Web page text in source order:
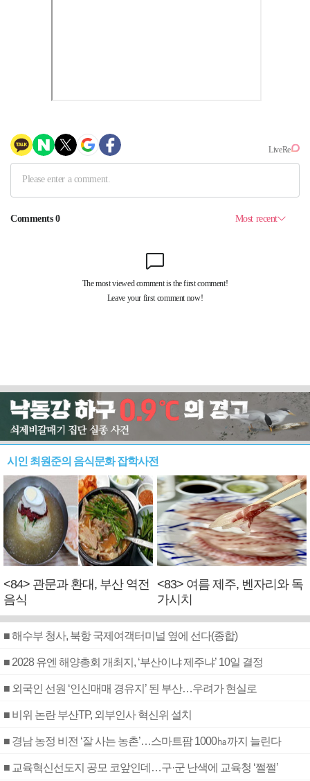
시인 최원준의 음식문화 잡학사전
<84> 관문과 환대, 부산 역전
음식
<83> 여름 제주, 벤자리와 독
가시치
■ 해수부 청사, 북항 국제여객터미널 옆에 선다(종합)
■ 2028 유엔 해양총회 개최지, ‘부산이냐 제주냐’ 10일 결정
■ 외국인 선원 ‘인신매매 경유지’ 된 부산…우려가 현실로
■ 비위 논란 부산TP, 외부인사 혁신위 설치
■ 경남 농정 비전 ‘잘 사는 농촌’…스마트팜 1000㏊까지 늘린다
■ 교육혁신선도지 공모 코앞인데…구·군 난색에 교육청 ‘쩔쩔’